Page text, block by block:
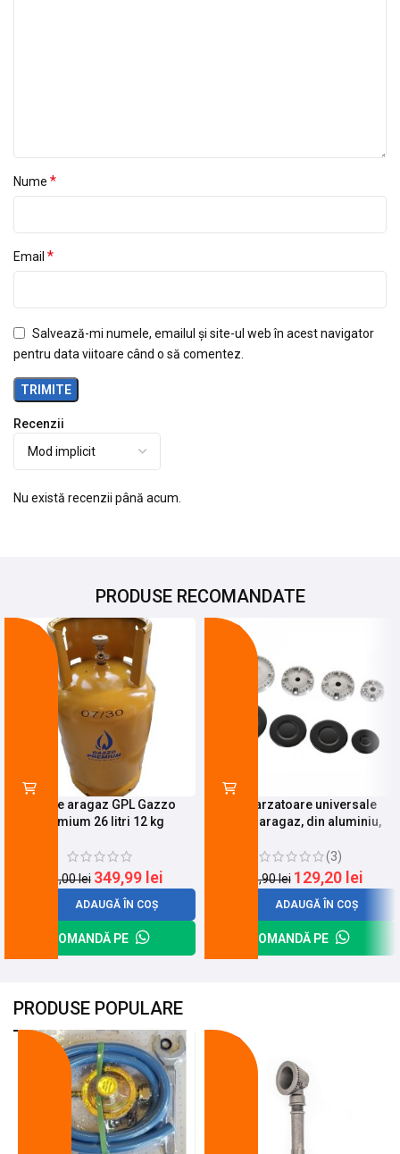
Recenzii
Nu există recenzii până acum.
Nume *
Email *
Salvează-mi numele, emailul și site-ul web în acest navigator
pentru data viitoare când o să comentez.
PRODUSE RECOMANDATE
Butelie aragaz GPL Gazzo
Premium 26 litri 12 kg
420,00lei 349,99 lei
ADAUGĂ ÎN COȘ
COMANDĂ PE
Set 4 arzatoare universale
pentru aragaz, din aluminiu,
(3)
149,90lei 129,20 lei
ADAUGĂ ÎN COȘ
COMANDĂ PE
PRODUSE POPULARE